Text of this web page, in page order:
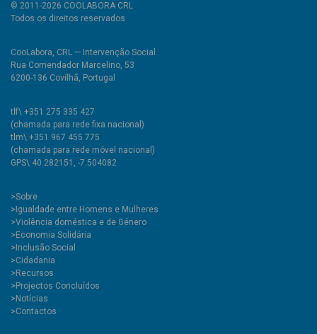
© 2011-2026 COOLABORA CRL
Todos os direitos reservados
CooLabora, CRL — Intervenção Social
Rua Comendador Marcelino, 53
6200-136 Covilhã, Portugal
tlf\ +351 275 335 427
(chamada para rede fixa nacional)
tlm\ +351 967 455 775
(chamada para rede móvel nacional)
GPS\ 40.282151, -7.504082
>Sobre
>Igualdade entre Homens e Mulheres
>Violência doméstica e de Género
>Economia Solidária
>Inclusão Social
>Cidadania
>Recursos
>Projectos Concluídos
>Notícias
>Contactos